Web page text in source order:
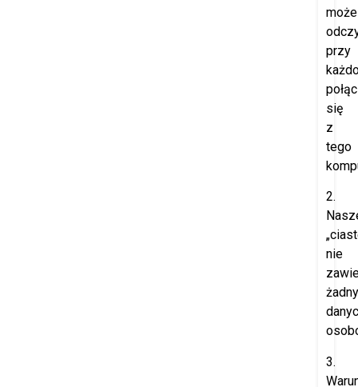
może
przy
się
z
tego
2.
nie
3.